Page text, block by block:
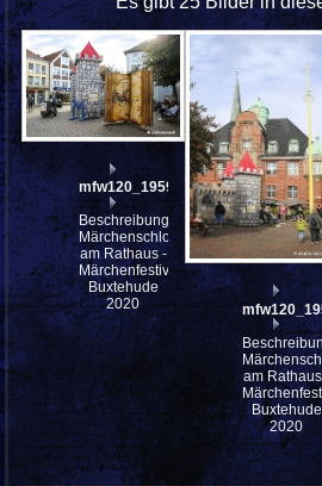
mfw120_195918
Beschreibung:
Märchenschloss
am Rathaus -
Märchenfestival
Buxtehude
2020
am
Buxtehude
2020